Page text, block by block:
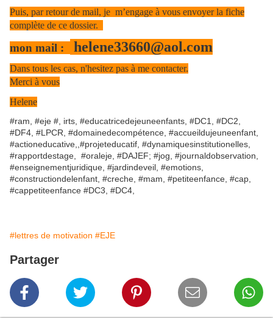
Puis, par retour de mail, je m’engage à vous envoyer la fiche
complète de ce dossier.
mon mail : helene33660@aol.com
Dans tous les cas, n'hesitez pas à me contacter.
Merci à vous
Helene
#ram, #eje #, irts, #educatricedejeuneenfants, #DC1, #DC2,
#DF4, #LPCR, #domainedecompétence, #accueildujeuneenfant,
#actioneducative,,#projeteducatif, #dynamiquesinstitutionelles,
#rapportdestage, #oraleje, #DAJEF; #jog, #journaldobservation,
#enseignementjuridique, #jardindeveil, #emotions,
#constructiondelenfant, #creche, #mam, #petiteenfance, #cap,
#cappetiteenfance #DC3, #DC4,
#lettres de motivation #EJE
Partager